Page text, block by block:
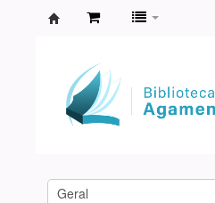
Agamenon
Magalhães